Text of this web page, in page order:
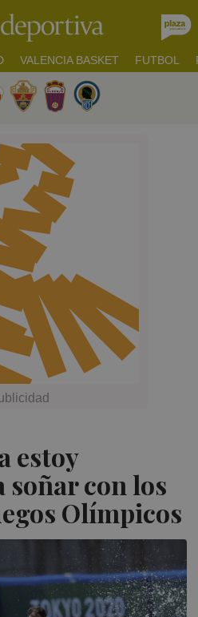
VALENCIA BASKET FUTBOL
estoy
soñar con los
Olímpicos